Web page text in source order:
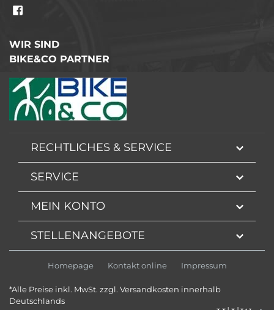
WIR SIND
BIKE&CO PARTNER
RECHTLICHES & SERVICE
SERVICE
MEIN KONTO
STELLENANGEBOTE
Homepage Kontakt online Impressum
*Alle Preise inkl. MwSt. zzgl. Versandkosten innerhalb
Deutschlands